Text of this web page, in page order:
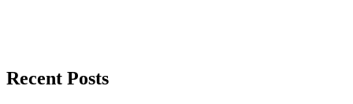
Recent Posts